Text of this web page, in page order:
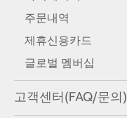
주문내역
제휴신용카드
글로벌 멤버십
고객센터(FAQ/문의)